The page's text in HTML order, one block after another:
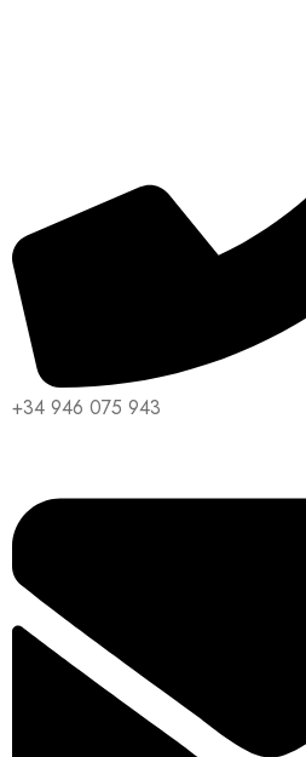
+34 946 075 943